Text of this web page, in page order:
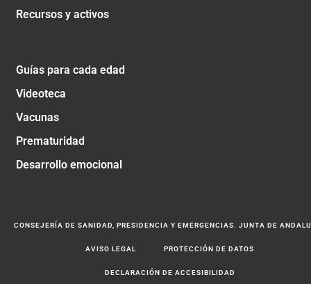
Recursos y activos
Guías para cada edad
Videoteca
Vacunas
Prematuridad
Desarrollo emocional
CONSEJERÍA DE SANIDAD, PRESIDENCIA Y EMERGENCIAS. JUNTA DE
AVISO LEGAL PROTECCIÓN DE DATOS
DECLARACIÓN DE ACCESIBILIDAD